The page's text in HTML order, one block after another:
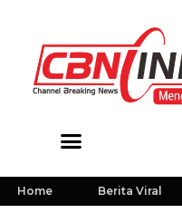
Home Berita Viral